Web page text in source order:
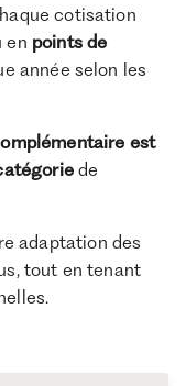
cotisation
en points de
année selon les
est
de
adaptation des
tout en tenant